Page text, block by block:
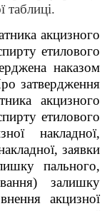
таблиці.
акцизного
етилового
наказом
затвердження
акцизного
етилового
накладної,
заявки
пального,
залишку
акцизної